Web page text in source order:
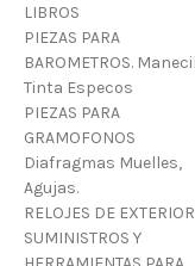
LIBROS
PIEZAS PARA
BAROMETROS.
Tinta Especos
PIEZAS PARA
GRAMOFONOS
Diafragmas Muelles,
Agujas.
RELOJES DE EXTERIOR
SUMINISTROS Y